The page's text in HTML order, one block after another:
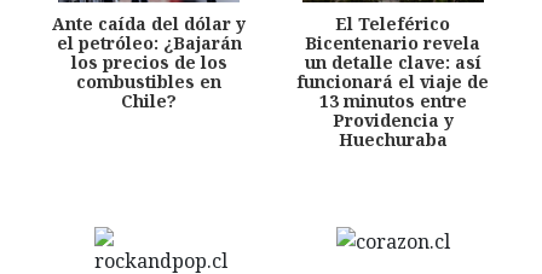
Ante caída del dólar y
el petróleo: ¿Bajarán
los precios de los
combustibles en
Chile?
El Teleférico
Bicentenario revela
un detalle clave: así
funcionará el viaje de
13 minutos entre
Providencia y
Huechuraba